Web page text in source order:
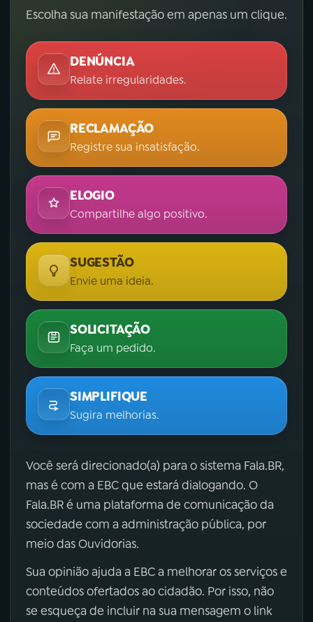
Escolha sua manifestação em apenas um clique.
DENÚNCIA
Relate irregularidades.
RECLAMAÇÃO
Registre sua insatisfação.
ELOGIO
Compartilhe algo positivo.
SUGESTÃO
Envie uma ideia.
SOLICITAÇÃO
Faça um pedido.
SIMPLIFIQUE
Sugira melhorias.
Você será direcionado(a) para o sistema Fala.BR,
mas é com a EBC que estará dialogando. O
Fala.BR é uma plataforma de comunicação da
sociedade com a administração pública, por
meio das Ouvidorias.
Sua opinião ajuda a EBC a melhorar os serviços e
conteúdos ofertados ao cidadão. Por isso, não
se esqueça de incluir na sua mensagem o link